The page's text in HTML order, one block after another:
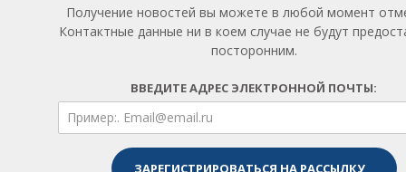
Получение новостей вы можете в любой момент
Контактные данные ни в коем случае не будут
посторонним.
ВВЕДИТЕ АДРЕС ЭЛЕКТРОННОЙ ПОЧТЫ: